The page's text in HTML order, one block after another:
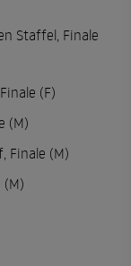
Staffel, Finale
(F)
(M)
Finale (M)
(M)